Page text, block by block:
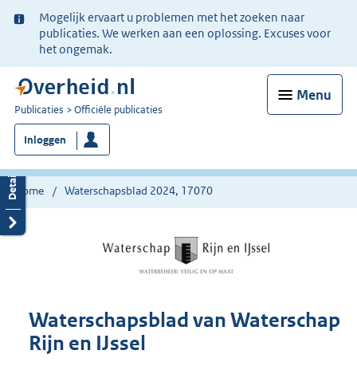
Ter
informatie:
Mogelijk ervaart u problemen met het zoeken naar
publicaties. We werken aan een oplossing. Excuses voor
het ongemak.
Menu
U
bent
nu
hier:
Publicaties Officiële publicaties
Inloggen
Home Waterschapsblad 2024, 17070
Waterschapsblad van Waterschap
Rijn en IJssel